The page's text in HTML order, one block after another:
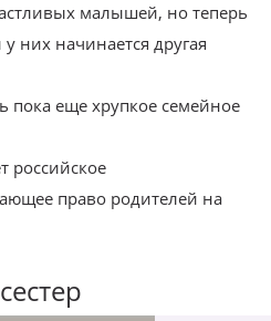
малышей, но теперь
них начинается другая
пока еще хрупкое семейное
российское
право родителей на